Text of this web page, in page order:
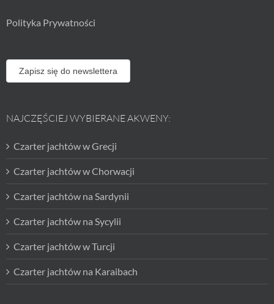
Polityka Prywatności
Zapisz się do newslettera
NAJCZĘŚCIEJ WYBIERANE AKWENY:
Czarter jachtów w Grecji
Czarter jachtów w Chorwacji
Czarter jachtów na Sardynii
Czarter jachtów na Sycylii
Czarter jachtów w Turcji
Czarter jachtów na Karaibach